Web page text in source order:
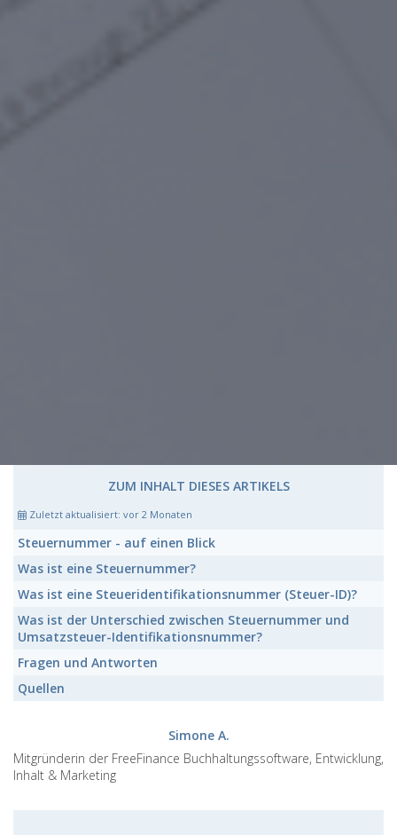
ZUM INHALT DIESES ARTIKELS
Zuletzt aktualisiert: vor 2 Monaten
Steuernummer - auf einen Blick
Was ist eine Steuernummer?
Was ist eine Steueridentifikationsnummer (Steuer-ID)?
Was ist der Unterschied zwischen Steuernummer und
Umsatzsteuer-Identifikationsnummer?
Fragen und Antworten
Quellen
Simone A.
Mitgründerin der FreeFinance Buchhaltungssoftware, Entwicklung,
Inhalt & Marketing